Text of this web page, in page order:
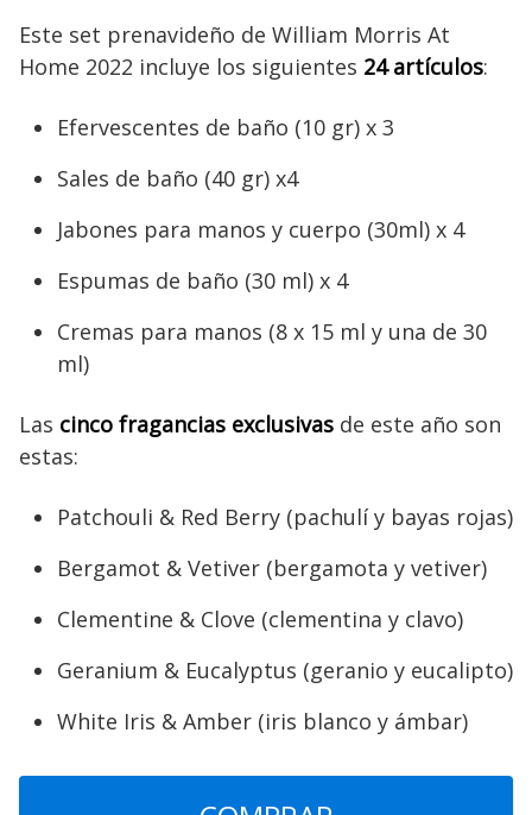
Este set prenavideño de William Morris At
Home 2022 incluye los siguientes 24 artículos:
Efervescentes de baño (10 gr) x 3
Sales de baño (40 gr) x4
Jabones para manos y cuerpo (30ml) x 4
Espumas de baño (30 ml) x 4
Cremas para manos (8 x 15 ml y una de 30
ml)
Las cinco fragancias exclusivas de este año son
estas:
Patchouli & Red Berry (pachulí y bayas rojas)
Bergamot & Vetiver (bergamota y vetiver)
Clementine & Clove (clementina y clavo)
Geranium & Eucalyptus (geranio y eucalipto)
White Iris & Amber (iris blanco y ámbar)